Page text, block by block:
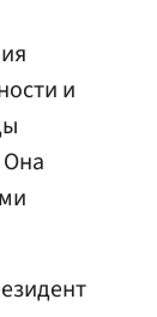
и